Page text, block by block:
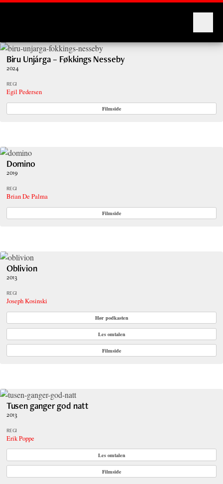
Biru Unjárga – Føkkings Nesseby
2024
REGI
Egil Pedersen
Filmside
Domino
2019
REGI
Brian De Palma
Filmside
Oblivion
2013
REGI
Joseph Kosinski
Hør podkasten
Les omtalen
Filmside
Tusen ganger god natt
2013
REGI
Erik Poppe
Les omtalen
Filmside